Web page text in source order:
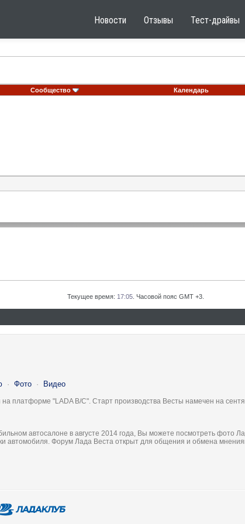
Новости Отзывы Тест-драйвы
Сообщество Календарь
Текущее время: 17:05 . Часовой пояс GMT +3.
· Фото · Видео
платформе "LADA B/C". Старт производства Весты намечен на
автосалоне в августе 2014 года, Вы можете посмотреть фото
автомобиля. Форум Лада Веста открыт для общения и обмена